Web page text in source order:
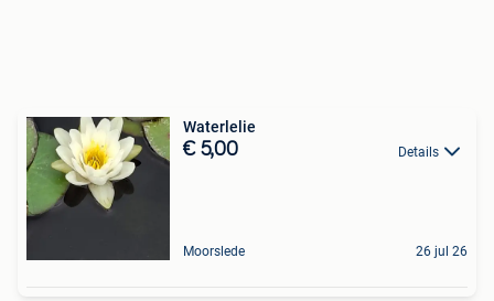
Waterlelie
€ 5,00 Details
Moorslede 26 jul 26